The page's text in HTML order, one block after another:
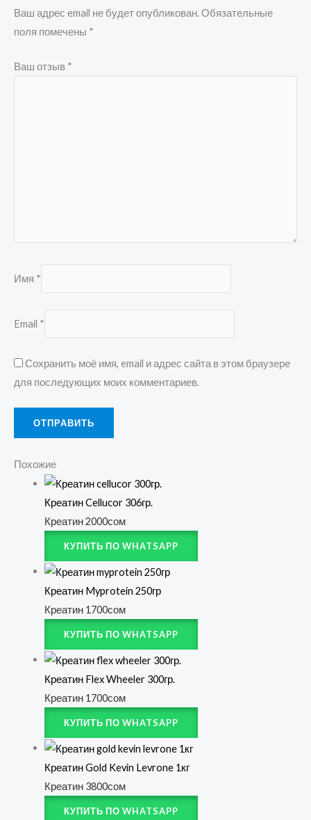
Ваш адрес email не будет опубликован.Обязательные
поля помечены *
Ваш отзыв *
Имя *
Email *
Сохранить моё имя, email и адрес сайта в этом браузере
для последующих моих комментариев.
Похожие
Креатин Cellucor 306гр.
Креатин2000сом
КУПИТЬ ПО WHATSAPP
Креатин Myprotein 250гр
Креатин 1700сом
КУПИТЬ ПО WHATSAPP
Креатин Flex Wheeler 300гр.
Креатин 1700сом
КУПИТЬ ПО WHATSAPP
Креатин Gold Kevin Levrone 1кг
Креатин 3800сом
КУПИТЬ ПО WHATSAPP